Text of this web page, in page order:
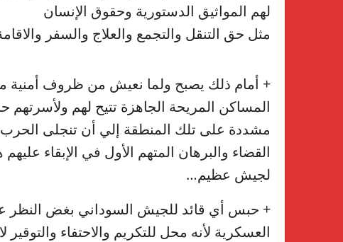
لهم المواثيق الدستورية وحقوق الإنسان
مثل حق التنقل والتجمع والعلاج والسفر
+ أمام ذلك يصبح ولما نعيش من ظروف أمنية
المساكن المريحة الجاهزة تتيح لهم ولأسرتهم
مشددة على تلك المنطقة إلي أن تنجلى الحرب
القضاء والبرهان المتهم الأول في الإبقاء
لجيش عظيم…
+ حبس أي قائد للجيش السوداني بغض النظر
العسكرية لأنه محل للتكريم والاحتفاء